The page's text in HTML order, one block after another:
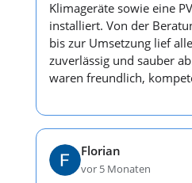
Klimageräte sowie eine
installiert. Von der
bis zur Umsetzung lief
zuverlässig und sauber
waren freundlich,
Florian
vor 5 Monaten